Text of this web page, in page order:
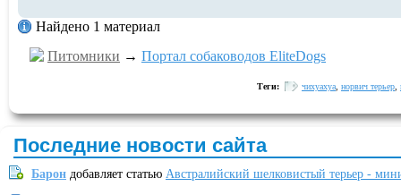
Найдено 1 материал
Питомники → Портал собаководов EliteDogs
Теги: чихуахуа норвич терьер
Последние новости сайта
Барон добавляет статью Австралийский шелковистый терьер -